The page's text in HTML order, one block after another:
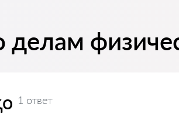
делам
1 ответ